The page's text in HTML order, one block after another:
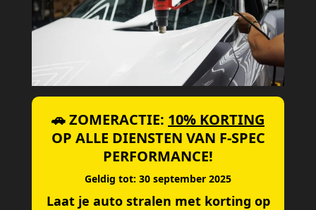
🚗 ZOMERACTIE: 10% KORTING
OP ALLE DIENSTEN VAN F-SPEC
PERFORMANCE!
Geldig tot: 30 september 2025
Laat je auto stralen met korting op